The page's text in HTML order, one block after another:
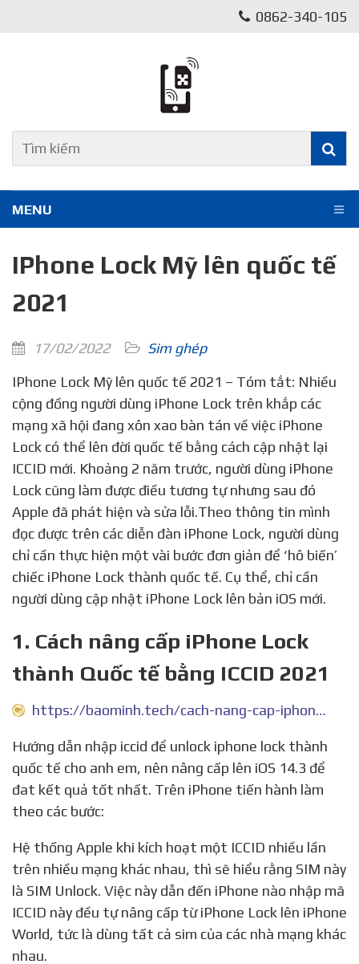
0862-340-105
MENU
IPhone Lock Mỹ lên quốc tế
2021
17/02/2022
Sim ghép
IPhone Lock Mỹ lên quốc tế 2021 – Tóm tắt: Nhiều
cộng đồng người dùng iPhone Lock trên khắp các
mạng xã hội đang xôn xao bàn tán về việc iPhone
Lock có thể lên đời quốc tế bằng cách cập nhật lại
ICCID mới. Khoảng 2 năm trước, người dùng iPhone
Lock cũng làm được điều tương tự nhưng sau đó
Apple đã phát hiện và sửa lỗi.Theo thông tin mình
đọc được trên các diễn đàn iPhone Lock, người dùng
chỉ cần thực hiện một vài bước đơn giản để ‘hô biến’
chiếc iPhone Lock thành quốc tế. Cụ thể, chỉ cần
người dùng cập nhật iPhone Lock lên bản iOS mới.
1. Cách nâng cấp iPhone Lock
thành Quốc tế bằng ICCID 2021
https://baominh.tech/cach-nang-cap-iphone-lock-thanh-quoc-te-bang-iccid-2021.html
Hướng dẫn nhập iccid để unlock iphone lock thành
quốc tế cho anh em, nên nâng cấp lên iOS 14.3 để
đat kết quả tốt nhất. Trên iPhone tiến hành làm
theo các bước:
Hệ thống Apple khi kích hoạt một ICCID nhiều lần
trên nhiều mạng khác nhau, thì sẽ hiểu rằng SIM này
là SIM Unlock. Việc này dẫn đến iPhone nào nhập mã
ICCID này đều tự nâng cấp từ iPhone Lock lên iPhone
World, tức là dùng tất cả sim của các nhà mạng khác
nhau.